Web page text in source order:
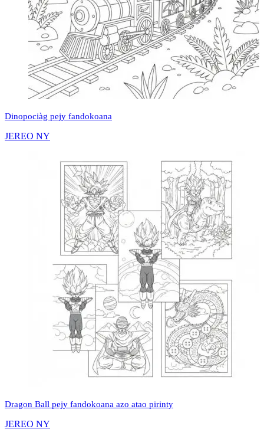
Dinopociàg pejy fandokoana
JEREO NY
Dragon Ball pejy fandokoana azo atao pirinty
JEREO NY